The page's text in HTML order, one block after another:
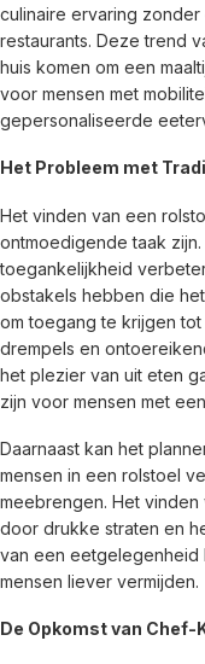
culinaire ervaring
restaurants. Deze trend
huis komen om een
voor mensen met
gepersonaliseerde
Het Probleem met
Het vinden van een
ontmoedigende taak
toegankelijkheid
obstakels hebben die
om toegang te krijgen
drempels en
het plezier van uit eten
zijn voor mensen met
Daarnaast kan het
mensen in een rolstoel
meebrengen. Het
door drukke straten en
van een eetgelegenheid
mensen liever vermijden.
De Opkomst van Chef-